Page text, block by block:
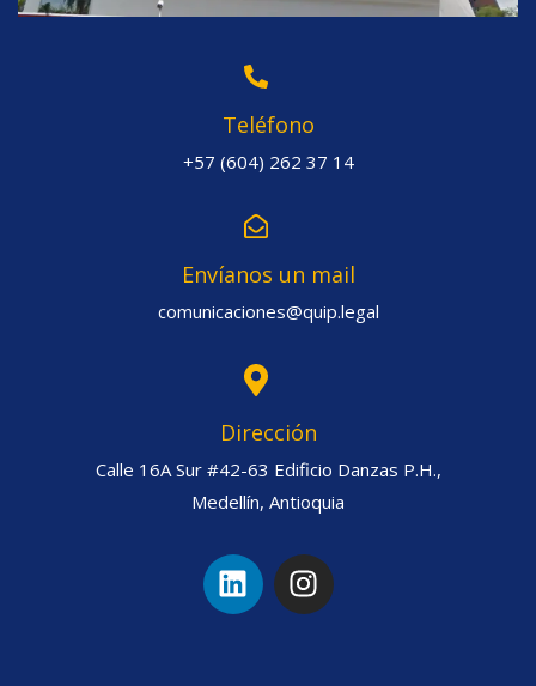
Teléfono
+57 (604) 262 37 14
Envíanos un mail
comunicaciones@quip.legal
Dirección
Calle 16A Sur #42-63 Edificio Danzas P.H.,
Medellín, Antioquia